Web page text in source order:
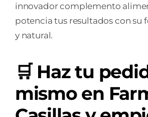
innovador complemento
potencia tus resultados con su
y natural.
🛒 Haz tu
mismo en